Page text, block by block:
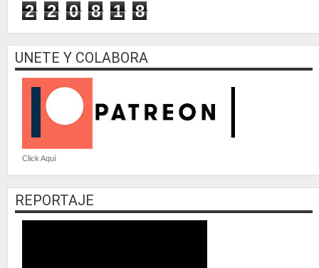
2 2 0 8 1 8
UNETE Y COLABORA
Click Aquí
REPORTAJE